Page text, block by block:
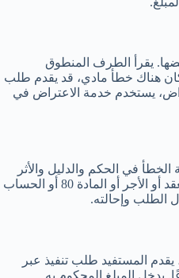
يقرأ الطرف المنطوق
كان هناك خطأ مادي، قد يقدم طلب
يستخدم خدمة الاعتراض في
في الحكم والدليل والأثر
والطلب. قد يكون الخطأ في نوع العقد أو الأجر أو المادة 80 أو الحساب
الطلب وإحالته.
يقدم المستفيد طلب تنفيذ عبر
يدخل المبلغ المحكوم به